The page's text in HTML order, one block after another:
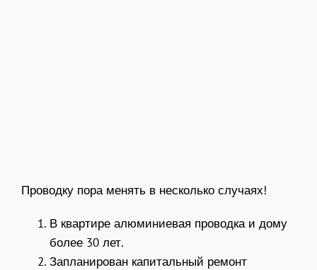
Проводку пора менять в несколько случаях!
В квартире алюминиевая проводка и дому
более 30 лет.
Запланирован капитальный ремонт